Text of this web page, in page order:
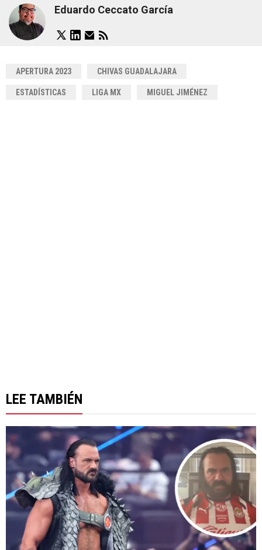
Eduardo Ceccato García
APERTURA 2023 CHIVAS GUADALAJARA
ESTADÍSTICAS LIGA MX MIGUEL JIMÉNEZ
LEE TAMBIÉN